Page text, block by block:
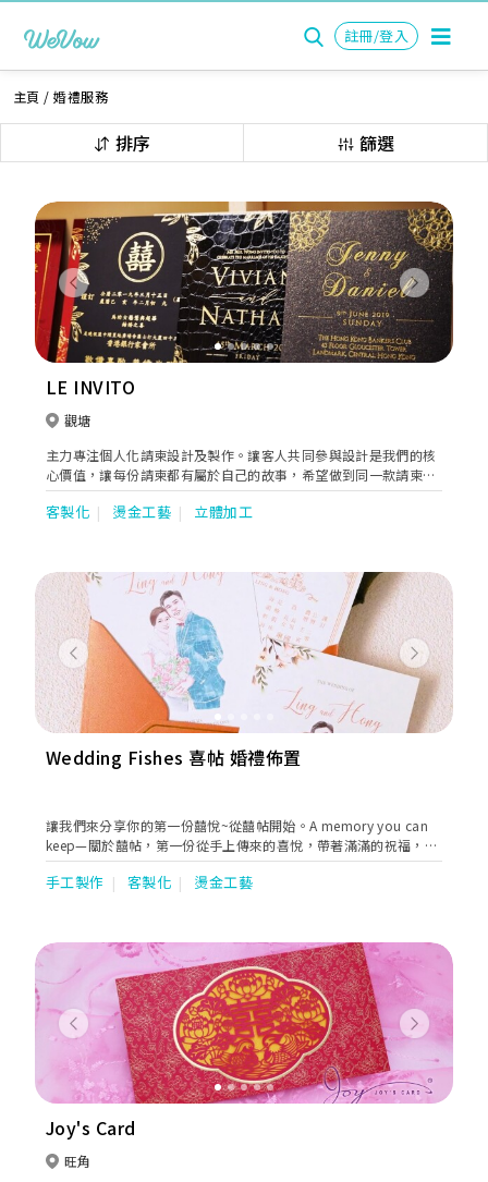
註冊/登入
主頁 /婚禮服務
排序 篩選
Previous Next
LE INVITO
觀塘
主力專注個人化請柬設計及製作。讓客人共同參與設計是我們的核
心價值，讓每份請柬都有屬於自己的故事，希望做到同一款請柬只
會製作一次的想法。所有請柬從設計到製作均由我們一手包辦，並
交由一班本地頂尖印刷師燙金師等親自主理。所有請柬均在香港本
客製化 燙金工藝 立體加工
Previous Next
Wedding Fishes 喜帖 婚禮佈置
讓我們來分享你的第一份囍悅~從囍帖開始。A memory you can
keep—關於囍帖，第一份從手上傳來的喜悅，帶著滿滿的祝福，獨
特的風格，永恆的保存，讓Wedding Fishes為你們打造一個個性化
的婚禮。
手工製作 客製化 燙金工藝
Previous Next
Joy's Card
旺角